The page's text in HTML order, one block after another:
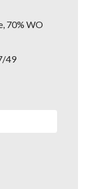
70% WO
49